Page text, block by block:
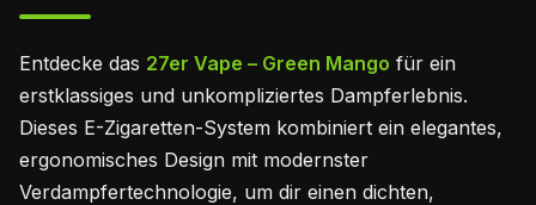
Entdecke das 27er Vape – Green Mango für ein
erstklassiges und unkompliziertes Dampferlebnis.
Dieses E-Zigaretten-System kombiniert ein elegantes,
ergonomisches Design mit modernster
Verdampfertechnologie, um dir einen dichten,